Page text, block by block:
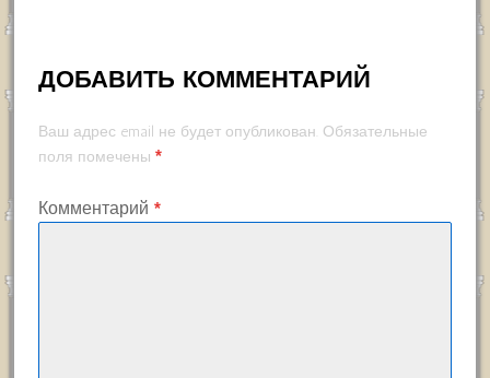
ДОБАВИТЬ КОММЕНТАРИЙ
Ваш адрес email не будет опубликован. Обязательные
поля помечены *
Комментарий *